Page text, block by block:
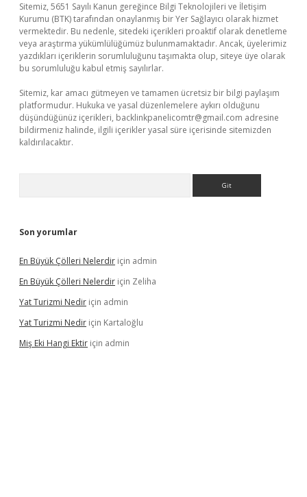
Sitemiz, 5651 Sayılı Kanun gereğince Bilgi Teknolojileri ve İletişim
Kurumu (BTK) tarafından onaylanmış bir Yer Sağlayıcı olarak hizmet
vermektedir. Bu nedenle, sitedeki içerikleri proaktif olarak denetleme
veya araştırma yükümlülüğümüz bulunmamaktadır. Ancak, üyelerimiz
yazdıkları içeriklerin sorumluluğunu taşımakta olup, siteye üye olarak
bu sorumluluğu kabul etmiş sayılırlar.
Sitemiz, kar amacı gütmeyen ve tamamen ücretsiz bir bilgi paylaşım
platformudur. Hukuka ve yasal düzenlemelere aykırı olduğunu
düşündüğünüz içerikleri, backlinkpanelicomtr@gmail.com adresine
bildirmeniz halinde, ilgili içerikler yasal süre içerisinde sitemizden
kaldırılacaktır.
Son yorumlar
En Büyük Çölleri Nelerdir için admin
En Büyük Çölleri Nelerdir için Zeliha
Yat Turizmi Nedir için admin
Yat Turizmi Nedir için Kartaloğlu
Miş Eki Hangi Ektir için admin